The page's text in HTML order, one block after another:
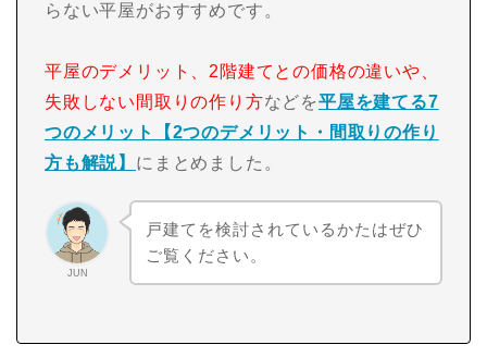
らない平屋がおすすめです。
平屋のデメリット、2階建てとの価格の違いや、
失敗しない間取りの作り方などを平屋を建てる7
つのメリット【2つのデメリット・間取りの作り
方も解説】 にまとめました。
JUN
戸建てを検討されているかたはぜひ
ご覧ください。